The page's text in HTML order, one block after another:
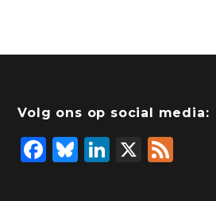
Volg ons op social media:
F
Bl
Li X